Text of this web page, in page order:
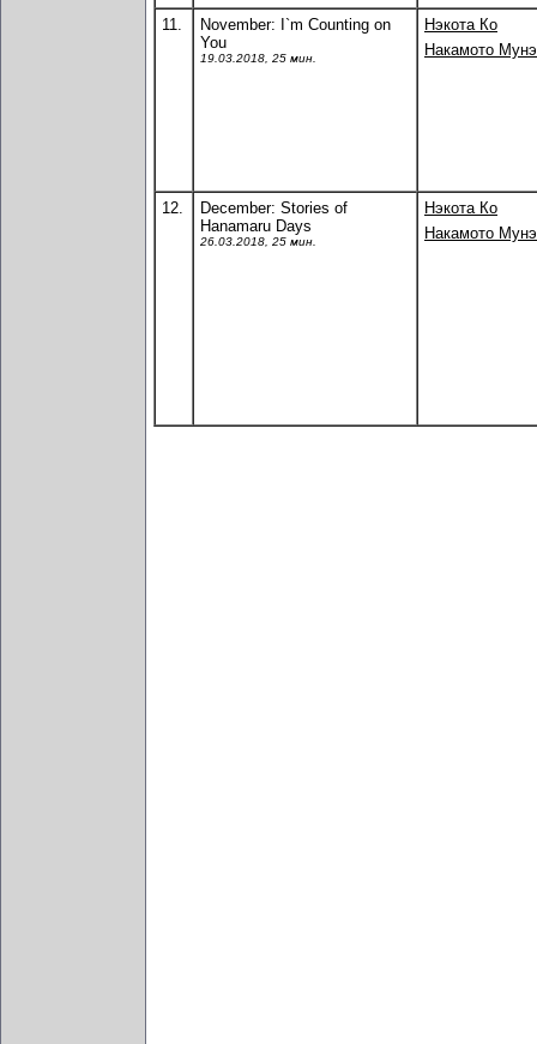
11.
November: I`m Counting on
You
19.03.2018, 25 мин.
Нэкота Ко
Накамото
12.
December: Stories of
Hanamaru Days
26.03.2018, 25 мин.
Нэкота Ко
Накамото